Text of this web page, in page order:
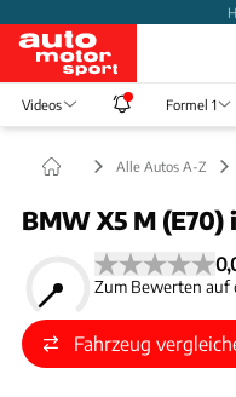
Videos Formel 1
Alle Autos A-Z
BMW X5 M
Zum Bewerten auf
Fahrzeug